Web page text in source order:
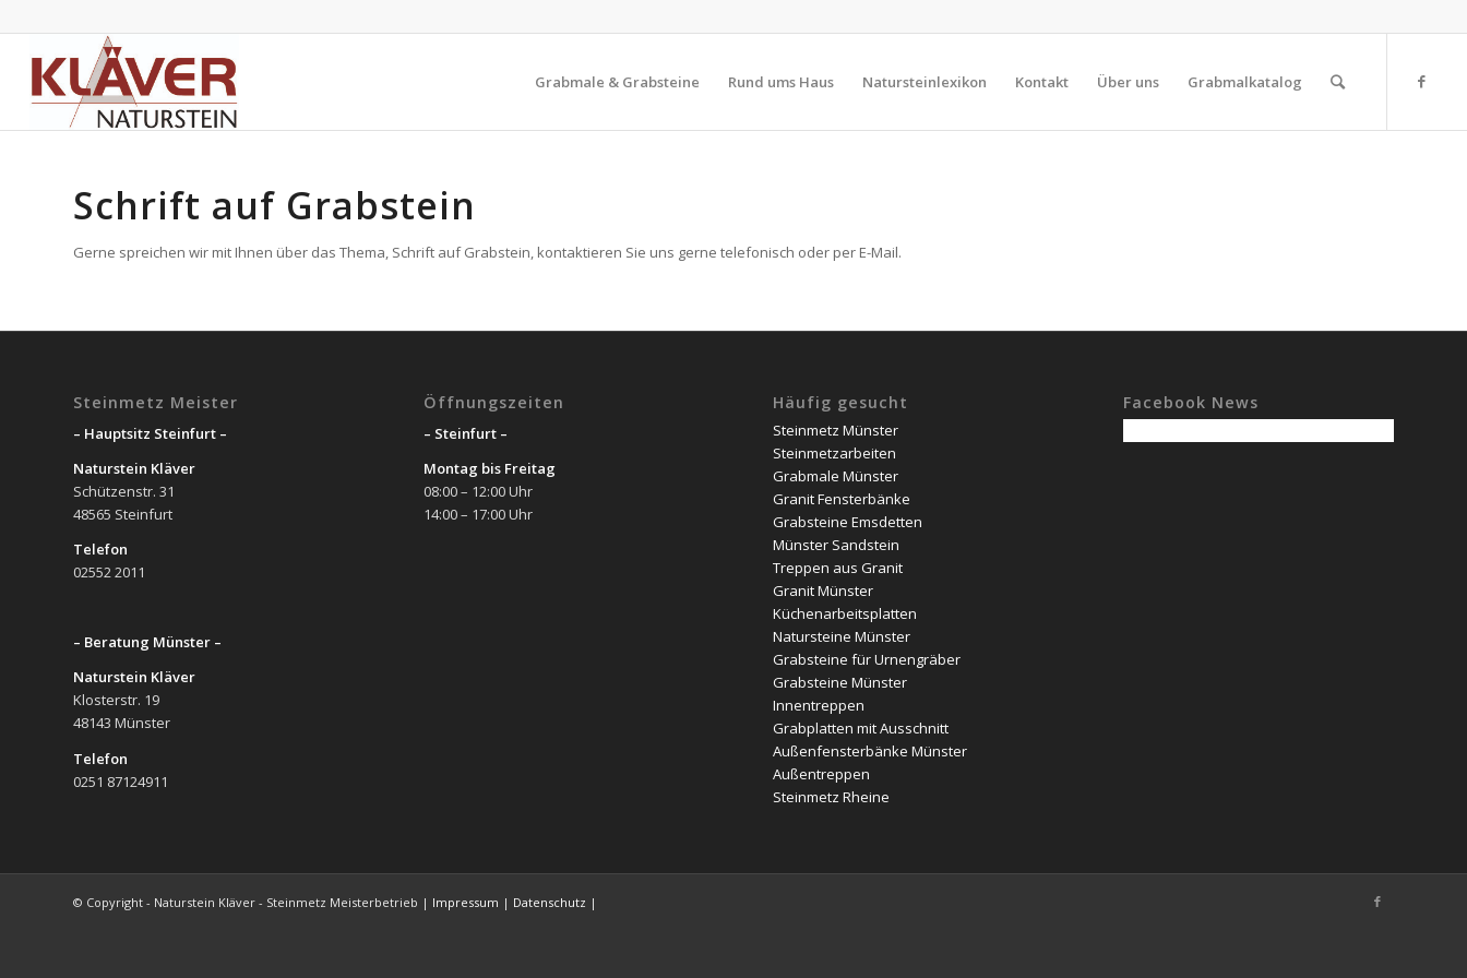
Grabmale & Grabsteine Rund ums Haus Natursteinlexikon Kontakt Über uns Grabmalkatalog
Schrift auf Grabstein
Gerne spreichen wir mit Ihnen über das Thema, Schrift auf Grabstein, kontaktieren Sie uns gerne telefonisch oder per E-Mail.
Steinmetz Meister
– Hauptsitz Steinfurt –
Naturstein Kläver
Schützenstr. 31
48565 Steinfurt
Telefon
02552 2011
– Beratung Münster –
Naturstein Kläver
Klosterstr. 19
48143 Münster
Telefon
0251 87124911
Öffnungszeiten
– Steinfurt –
Montag bis Freitag
08:00 – 12:00 Uhr
14:00 – 17:00 Uhr
Häufig gesucht
Steinmetz Münster
Steinmetzarbeiten
Grabmale Münster
Granit Fensterbänke
Grabsteine Emsdetten
Münster Sandstein
Treppen aus Granit
Granit Münster
Küchenarbeitsplatten
Natursteine Münster
Grabsteine für Urnengräber
Grabsteine Münster
Innentreppen
Grabplatten mit Ausschnitt
Außenfensterbänke Münster
Außentreppen
Steinmetz Rheine
Facebook News
© Copyright - Naturstein Kläver - Steinmetz Meisterbetrieb | Impressum | Datenschutz |